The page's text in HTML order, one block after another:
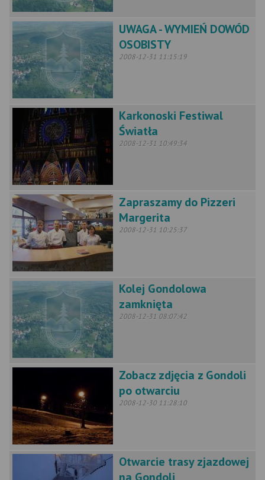
UWAGA - WYMIEŃ DOWÓD
OSOBISTY
2008-12-31 11:15:19
Karkonoski Festiwal
Światła
2008-12-31 10:49:34
Zapraszamy do Pizzeri
Margerita
2008-12-31 10:25:37
Kolej Gondolowa
zamknięta
2008-12-31 08:07:42
Zobacz zdjęcia z Gondoli
po otwarciu
2008-12-30 11:28:10
Otwarcie trasy zjazdowej